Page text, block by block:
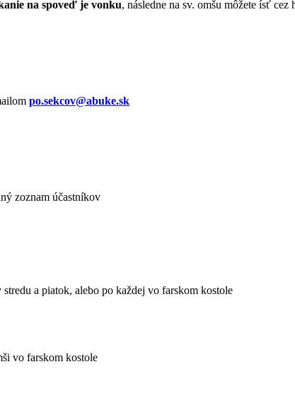
na spoveď je vonku, následne na sv. omšu môžete ísť
po.sekcov@abuke.sk
zoznam účastníkov
a piatok, alebo po každej vo farskom kostole
vo farskom kostole